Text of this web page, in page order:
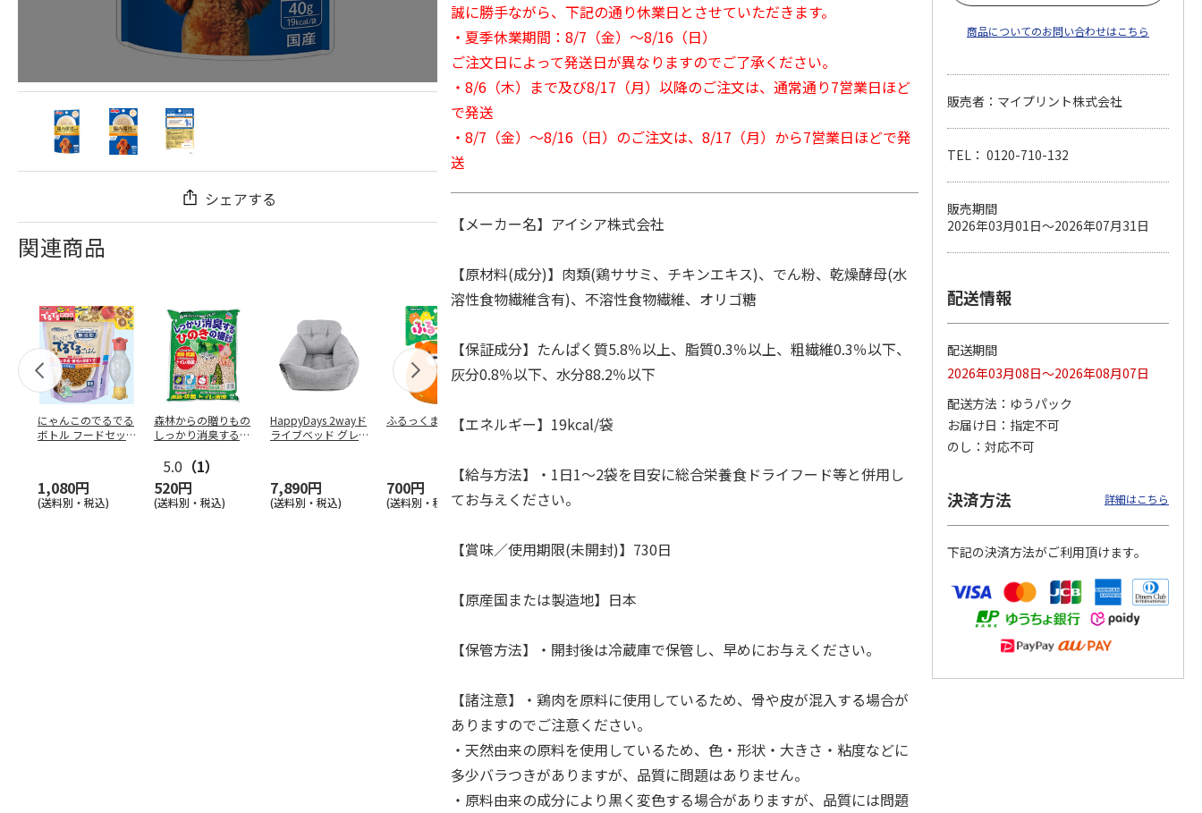
シェアする
関連商品
にゃんこのでるでる
ボトル フードセッ
1,080円
(送料別・税込)
森林からの贈りもの
しっかり消臭するひ
5.0 （1）
520円
(送料別・税込)
HappyDays 2wayド
ライブベッド グレ
7,890円
(送料別・税込)
ふるっくま みかん
700円
(送料別・税込)
デオトイレ 飛び散
らない消臭・抗菌サ
1,320円
(送料別・税込)
1,550円 470円 120円
ペット線香 虹のか
なた フルーティフ
ローラルの香り
590円
(送料別・税込) (送料別・税込)
誠に勝手ながら、下記の通り休業日とさせていただきます。
・夏季休業期間：8/7（金）～8/16（日）
ご注文日によって発送日が異なりますのでご了承ください。
・8/6（木）まで及び8/17（月）以降のご注文は、通常通り7営業日ほど
で発送
・8/7（金）～8/16（日）のご注文は、8/17（月）から7営業日ほどで発
送
【メーカー名】アイシア株式会社
【原材料(成分)】肉類(鶏ササミ、チキンエキス)、でん粉、乾燥酵母(水
溶性食物繊維含有)、不溶性食物繊維、オリゴ糖
【保証成分】たんぱく質5.8％以上、脂質0.3％以上、粗繊維0.3％以下、
灰分0.8％以下、水分88.2％以下
【エネルギー】19kcal/袋
【給与方法】・1日1～2袋を目安に総合栄養食ドライフード等と併用し
てお与えください。
【賞味／使用期限(未開封)】730日
【原産国または製造地】日本
【保管方法】・開封後は冷蔵庫で保管し、早めにお与えください。
【諸注意】・鶏肉を原料に使用しているため、骨や皮が混入する場合が
ありますのでご注意ください。
・天然由来の原料を使用しているため、色・形状・大きさ・粘度などに
多少バラつきがありますが、品質に問題はありません。
・原料由来の成分により黒く変色する場合がありますが、品質には問題
商品についてのお問い合わせはこちら
販売者：マイプリント株式会社
TEL： 0120-710-132
販売期間
2026年03月01日～2026年07月31日
配送情報
配送期間
2026年03月08日～2026年08月07日
配送方法
ゆうパック
お届け日
指定不可
のし
対応不可
決済方法 詳細はこちら
下記の決済方法がご利用頂けます。